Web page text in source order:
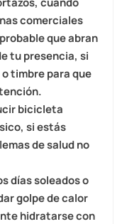
comerciales
que abran
tu presencia, si
timbre para que
bicicleta
si estás
de salud no
días soleados o
golpe de calor
hidratarse con